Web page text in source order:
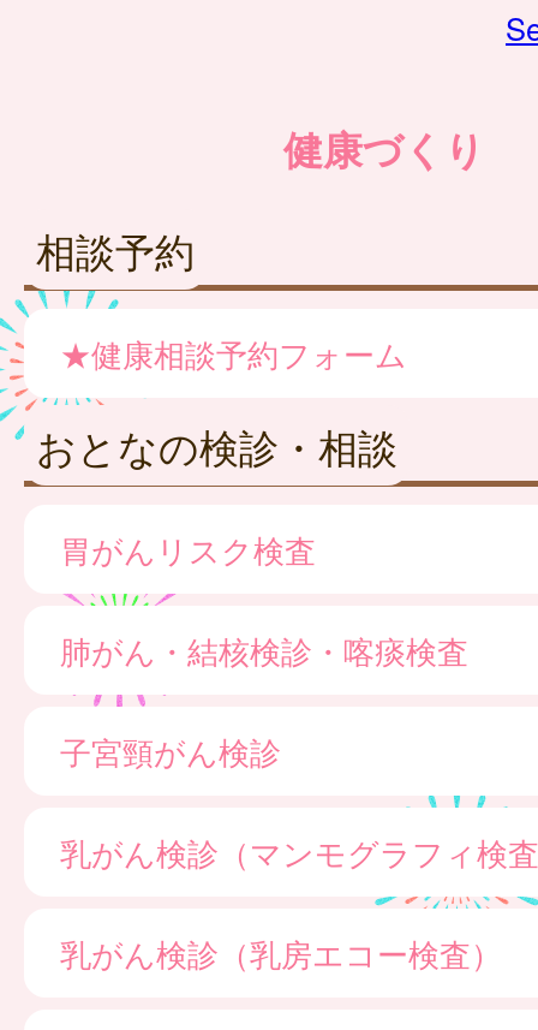
健康づくり
相談予約
★健康相談予約フォーム
おとなの検診・相談
胃がんリスク検査
肺がん・結核検診・喀痰検査
子宮頸がん検診
乳がん検診（マンモグラフィ検
乳がん検診（乳房エコー検査）